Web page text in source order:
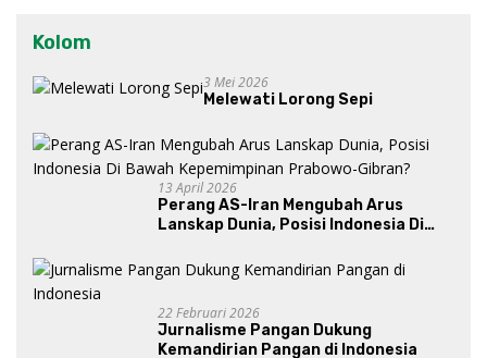
Kolom
3 Mei 2026
Melewati Lorong Sepi
13 April 2026
Perang AS-Iran Mengubah Arus
Lanskap Dunia, Posisi Indonesia Di
Gibran?
22 Februari 2026
Jurnalisme Pangan Dukung
Kemandirian Pangan di Indonesia